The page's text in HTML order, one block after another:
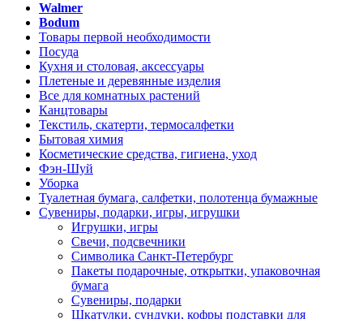
Walmer
Bodum
Товары первой необходимости
Посуда
Кухня и столовая, аксессуары
Плетеные и деревянные изделия
Все для комнатных растений
Канцтовары
Текстиль, скатерти, термосалфетки
Бытовая химия
Косметические средства, гигиена, уход
Фэн-Шуй
Уборка
Туалетная бумага, салфетки, полотенца бумажные
Сувениры, подарки, игры, игрушки
Игрушки, игры
Свечи, подсвечники
Символика Санкт-Петербург
Пакеты подарочные, открытки, упаковочная
бумага
Сувениры, подарки
Шкатулки, сундуки, кофры подставки для